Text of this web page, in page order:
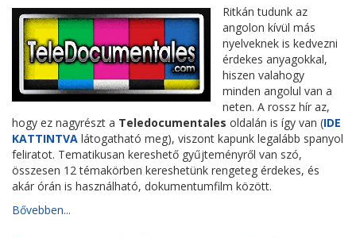
Ritkán tudunk az
angolon kívül más
nyelveknek is kedvezni
érdekes anyagokkal,
hiszen valahogy
minden angolul van a
neten. A rossz hír az,
hogy ez nagyrészt a Teledocumentales oldalán is így van (IDE
KATTINTVA látogatható meg), viszont kapunk legalább spanyol
feliratot. Tematikusan kereshető gyűjteményről van szó,
összesen 12 témakörben kereshetünk rengeteg érdekes, és
akár órán is használható, dokumentumfilm között.
Bővebben...